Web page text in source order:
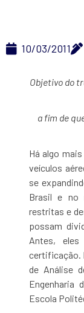
10/03/2011
Objetivo do
a fim de
Há algo
veículos
se
Brasil e no
restritas e
possam
Antes,
certificação.
de Análise
Engenharia
Escola